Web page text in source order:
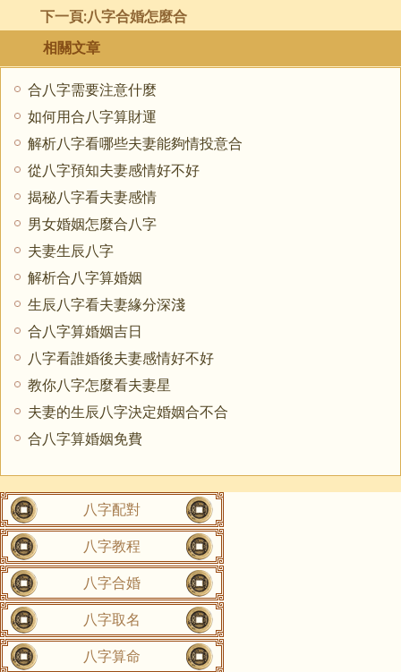
下一頁:八字合婚怎麼合
相關文章
合八字需要注意什麼
如何用合八字算財運
解析八字看哪些夫妻能夠情投意合
從八字預知夫妻感情好不好
揭秘八字看夫妻感情
男女婚姻怎麼合八字
夫妻生辰八字
解析合八字算婚姻
生辰八字看夫妻緣分深淺
合八字算婚姻吉日
八字看誰婚後夫妻感情好不好
教你八字怎麼看夫妻星
夫妻的生辰八字決定婚姻合不合
合八字算婚姻免費
八字配對
八字教程
八字合婚
八字取名
八字算命